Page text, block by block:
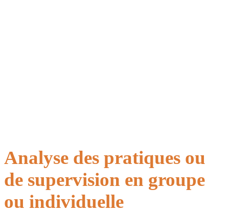
Analyse des pratiques ou
de supervision en groupe
ou individuelle